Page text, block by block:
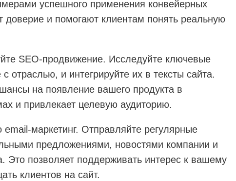
успешного применения конвейерных
доверие и помогают клиентам понять реальную
SEO-продвижение. Исследуйте ключевые
отраслью, и интегрируйте их в тексты сайта.
на появление вашего продукта в
и привлекает целевую аудиторию.
маркетинг. Отправляйте регулярные
предложениями, новостями компании и
Это позволяет поддерживать интерес к вашему
клиентов на сайт.